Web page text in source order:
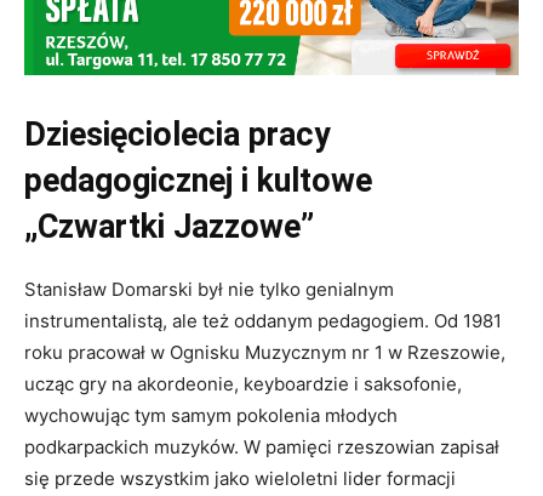
Dziesięciolecia pracy
pedagogicznej i kultowe
„Czwartki Jazzowe”
Stanisław Domarski był nie tylko genialnym
instrumentalistą, ale też oddanym pedagogiem. Od 1981
roku pracował w Ognisku Muzycznym nr 1 w Rzeszowie,
ucząc gry na akordeonie, keyboardzie i saksofonie,
wychowując tym samym pokolenia młodych
podkarpackich muzyków. W pamięci rzeszowian zapisał
się przede wszystkim jako wieloletni lider formacji